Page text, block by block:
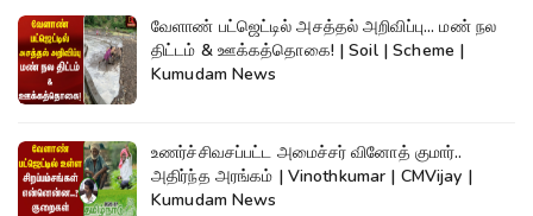
வேளாண் பட்ஜெட்டில் அசத்தல் அறிவிப்பு... மண் நல
திட்டம் & ஊக்கத்தொகை! | Soil | Scheme |
Kumudam News
உணர்ச்சிவசப்பட்ட அமைச்சர் வினோத் குமார்..
அதிர்ந்த அரங்கம் | Vinothkumar | CMVijay |
Kumudam News